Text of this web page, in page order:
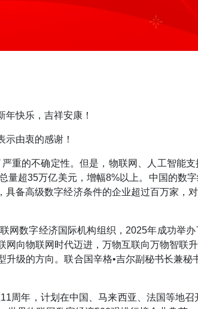
快乐，吉祥安康！
由衷的感谢！
重的不确定性。但是，物联网、人工智能
超35万亿美元，增幅8%以上。中国的数
备高级数字经济条件的企业超过百万家，
网数字经济国际机构组织，2025年成功举
向物联网时代迈进，万物互联向万物智联
级的方向。联合国辛格•吉尔副秘书长兼
周年，计划在中国、马来西亚、法国等地